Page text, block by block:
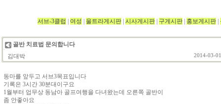
서브-3클럽 여성 울트라게시판 시사게시판 구게시판 홍보게시판
골반 치료법 문의합니다
김대박
2014-03-
동마를 앞두고 서브3목표입니다
기록은 3시간 30분대이구요
1월부터 업무상 동남아 골프여행을 다녀왔는데 오른쪽 골반이
좀 안좋아요